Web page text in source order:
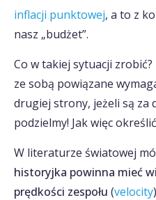
inflacji punktowej, a to z
nasz „budżet”.
Co w takiej sytuacji zrobić?
ze sobą powiązane
drugiej strony, jeżeli są za
podzielmy! Jak więc
W literaturze światowej
historyjka powinna mieć
prędkości zespołu (velocity